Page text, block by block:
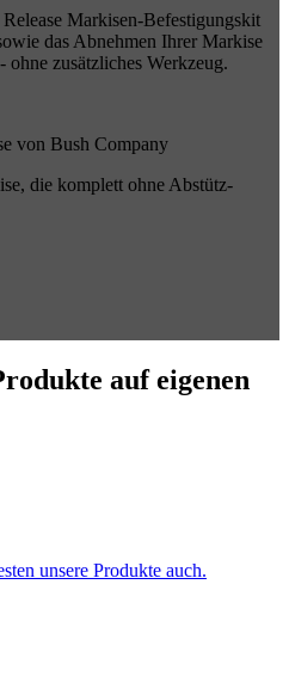
Markisen-Befestigungskit
das Abnehmen Ihrer Markise
ohne zusätzliches Werkzeug.
von Bush Company
die komplett ohne Abstütz-
auf eigenen